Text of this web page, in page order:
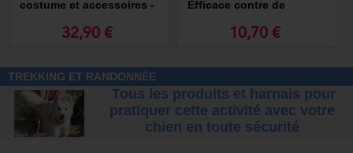
costume et accessoires -
32,90 €
Efficace contre de
CORONA VIRUS
10,70 €
TREKKING ET RANDONNÉE
Tous les produits et harnais pour
pratiquer cette activité avec votre
chien en toute sécurité